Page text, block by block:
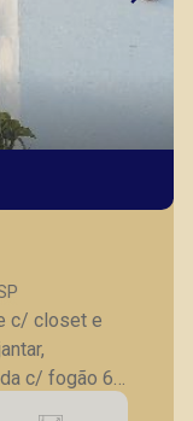
c/ closet e
c/ fogão 6
canil, 4